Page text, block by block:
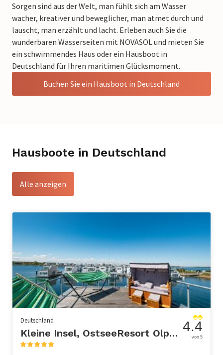
Sorgen sind aus der Welt, man fühlt sich am Wasser
wacher, kreativer und beweglicher, man atmet durch und
lauscht, man erzählt und lacht. Erleben auch Sie die
wunderbaren Wasserseiten mit NOVASOL und mieten Sie
ein schwimmendes Haus oder ein Hausboot in
Deutschland für Ihren maritimen Glücksmoment.
Buchen Sie ein Hausboot in Deutschland
Hausboote in Deutschland
Alle anzeigen
Deutschland
Kleine Insel, OstseeResort Olpenitz 4.4
von 5